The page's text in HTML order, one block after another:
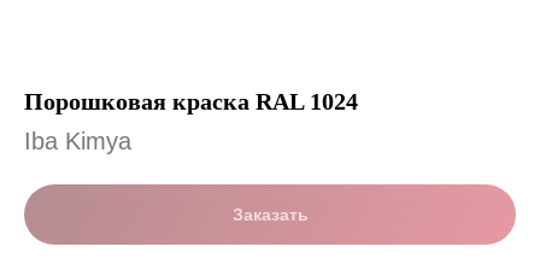
Порошковая краска RAL 1024
Iba Kimya
Заказать